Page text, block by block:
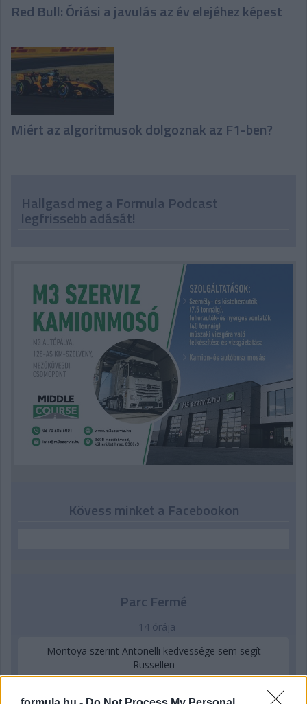
Red Bull: Óriási a javulás az év elejéhez képest
Miért az algoritmusok dolgoznak az F1-ben?
Hallgasd meg a Formula Podcast
legfrissebb adását!
Kövess minket a Facebookon
Parc Fermé
14 órája
Montoya szerint Antonelli kedvessége sem segít
Russellen